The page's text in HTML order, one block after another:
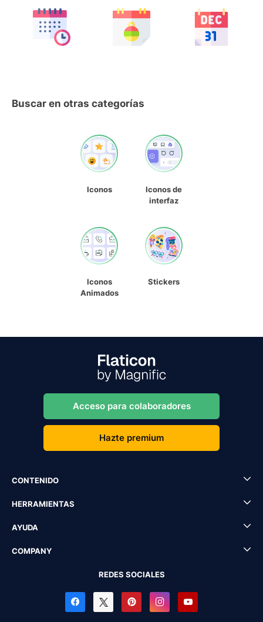
Buscar en otras categorías
Iconos
Iconos de
interfaz
Iconos
Animados
Stickers
Acceso para colaboradores
Hazte premium
CONTENIDO
HERRAMIENTAS
AYUDA
COMPANY
REDES SOCIALES